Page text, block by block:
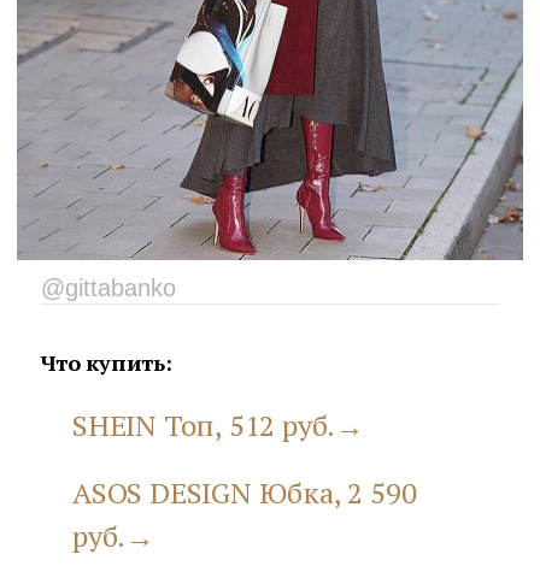
@gittabanko
Что купить:
SHEIN Топ, 512 руб.→
ASOS DESIGN Юбка, 2 590
руб.→